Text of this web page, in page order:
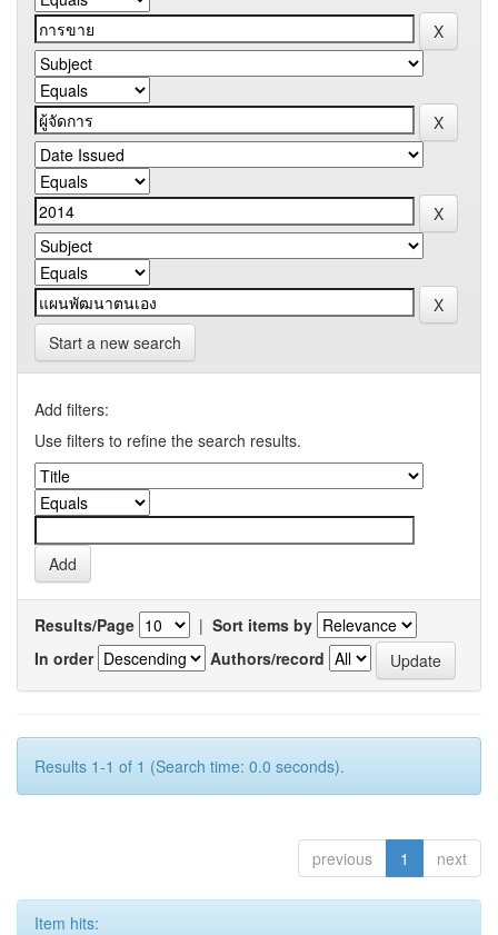
Start a new search
Add filters:
Use filters to refine the search results.
Results/Page | Sort items by
In order
Authors/record
Results 1-1 of 1 (Search time: 0.0 seconds).
previous 1 next
Item hits: